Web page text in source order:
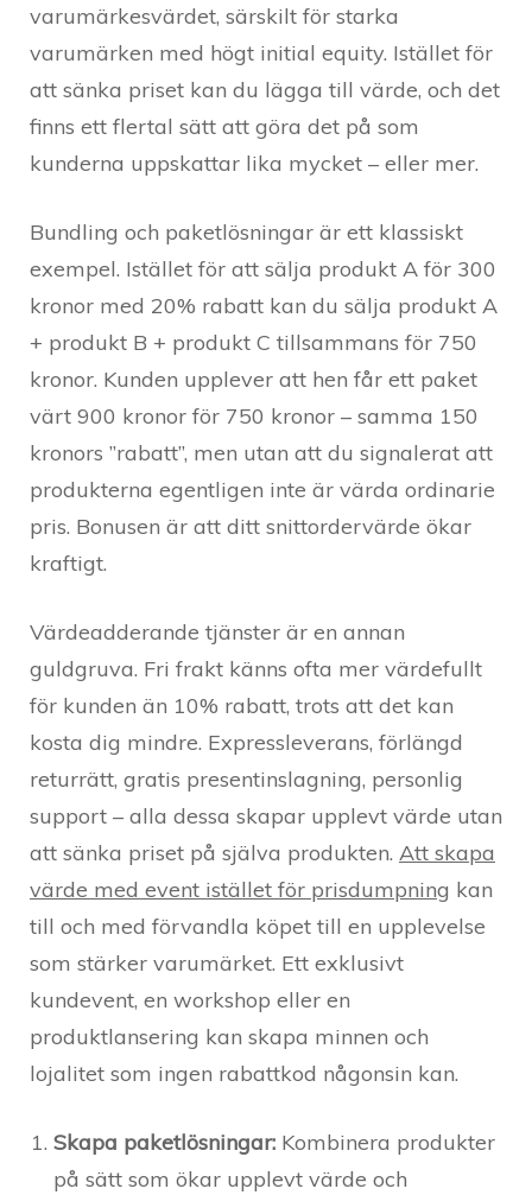
varumärkesvärdet, särskilt för starka
varumärken med högt initial equity. Istället för
att sänka priset kan du lägga till värde, och det
finns ett flertal sätt att göra det på som
kunderna uppskattar lika mycket – eller mer.
Bundling och paketlösningar är ett klassiskt
exempel. Istället för att sälja produkt A för 300
kronor med 20% rabatt kan du sälja produkt A
+ produkt B + produkt C tillsammans för 750
kronor. Kunden upplever att hen får ett paket
värt 900 kronor för 750 kronor – samma 150
kronors ”rabatt”, men utan att du signalerat att
produkterna egentligen inte är värda ordinarie
pris. Bonusen är att ditt snittordervärde ökar
kraftigt.
Värdeadderande tjänster är en annan
guldgruva. Fri frakt känns ofta mer värdefullt
för kunden än 10% rabatt, trots att det kan
kosta dig mindre. Expressleverans, förlängd
returrätt, gratis presentinslagning, personlig
support – alla dessa skapar upplevt värde utan
att sänka priset på själva produkten. Att skapa
värde med event istället för prisdumpning kan
till och med förvandla köpet till en upplevelse
som stärker varumärket. Ett exklusivt
kundevent, en workshop eller en
produktlansering kan skapa minnen och
lojalitet som ingen rabattkod någonsin kan.
Skapa paketlösningar: Kombinera produkter
på sätt som ökar upplevt värde och